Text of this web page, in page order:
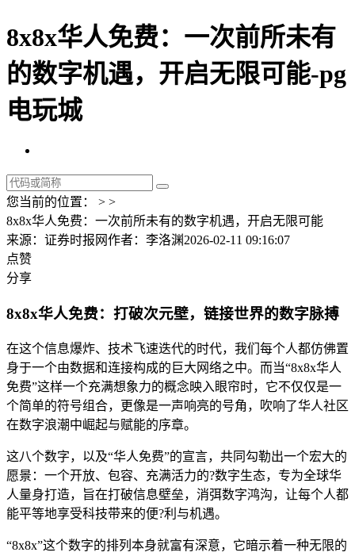
8x8x华人免费：一次前所未有
的数字机遇，开启无限可能-pg
电玩城
您当前的位置： > >
8x8x华人免费：一次前所未有的数字机遇，开启无限可能
来源：证券时报网作者：李洛渊2026-02-11 09:16:07
点赞
分享
8x8x华人免费：打破次元壁，链接世界的数字脉搏
在这个信息爆炸、技术飞速迭代的时代，我们每个人都仿佛置
身于一个由数据和连接构成的巨大网络之中。而当“8x8x华人
免费”这样一个充满想象力的概念映入眼帘时，它不仅仅是一
个简单的符号组合，更像是一声响亮的号角，吹响了华人社区
在数字浪潮中崛起与赋能的序章。
这八个数字，以及“华人免费”的宣言，共同勾勒出一个宏大的
愿景：一个开放、包容、充满活力的?数字生态，专为全球华
人量身打造，旨在打破信息壁垒，消弭数字鸿沟，让每个人都
能平等地享受科技带来的便?利与机遇。
“8x8x”这个数字的排列本身就富有深意，它暗示着一种无限的